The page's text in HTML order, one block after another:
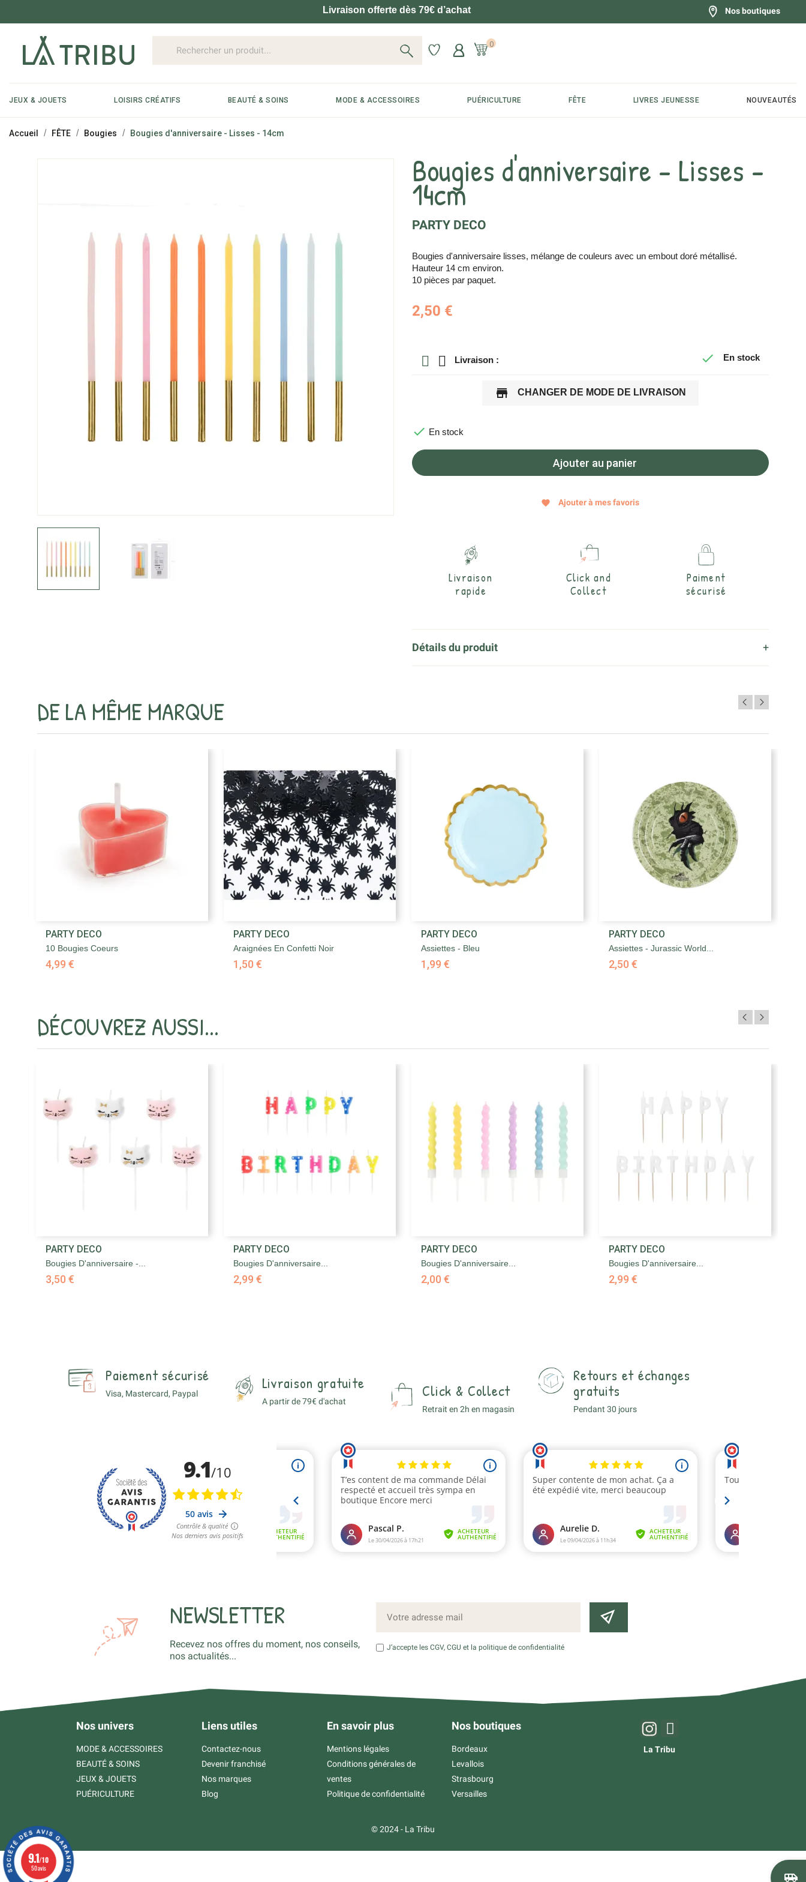
Livraison offerte dès 79€ d’achat Nos boutiques
0
JEUX & JOUETS LOISIRS CRÉATIFS BEAUTÉ & SOINS MODE & ACCESSOIRES PUÉRICULTURE FÊTE LIVRES JEUNESSE NOUVEAUTÉS
Accueil FÊTE Bougies Bougies d'anniversaire - Lisses - 14cm
Bougies d'anniversaire - Lisses -
14cm
PARTY DECO
Bougies d'anniversaire lisses, mélange de couleurs avec un embout doré métallisé.
Hauteur 14 cm environ.
10 pièces par paquet.
2,50 €
Livraison :  En stock
store CHANGER DE MODE DE LIVRAISON
 En stock
Ajouter au panier
favorite Ajouter à mes favoris
Livraison
rapide
Click and
Collect
Paiment
sécurisé
Détails du produit
DE LA MÊME MARQUE
Aperçu rapide
PARTY DECO
10 Bougies Coeurs
4,99 €
Aperçu rapide
PARTY DECO
Araignées En Confetti Noir
1,50 €
Aperçu rapide
PARTY DECO
Assiettes - Bleu
1,99 €
Aperçu rapide
PARTY DECO
Assiettes - Jurassic World...
2,50 €
DÉCOUVREZ AUSSI...
Aperçu rapide
PARTY DECO
Bougies D'anniversaire -...
3,50 €
Aperçu rapide
PARTY DECO
Bougies D'anniversaire...
2,99 €
Aperçu rapide
PARTY DECO
Bougies D'anniversaire...
2,00 €
Aperçu rapide
PARTY DECO
Bougies D'anniversaire...
2,99 €
Paiement sécurisé
Visa, Mastercard, Paypal
Livraison gratuite
A partir de 79€ d'achat
Click & Collect
Retrait en 2h en magasin
Retours et échanges
gratuits
Pendant 30 jours
NEWSLETTER
Recevez nos offres du moment, nos conseils,
nos actualités...
J’accepte les CGV, CGU et la politique de confidentialité
Nos univers
MODE & ACCESSOIRES
BEAUTÉ & SOINS
JEUX & JOUETS
PUÉRICULTURE
Liens utiles
Contactez-nous
Devenir franchisé
Nos marques
Blog
En savoir plus
Mentions légales
Conditions générales de
ventes
Politique de confidentialité
Nos boutiques
Bordeaux
Levallois
Strasbourg
Versailles
La Tribu
© 2024 - La Tribu
9.1/10
50 avis
airport_shuttle